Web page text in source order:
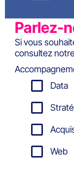
Parlez-
Si vous
consultez
Data
Web